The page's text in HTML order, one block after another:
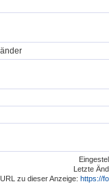
Letzte
URL zu dieser Anzeige: https://